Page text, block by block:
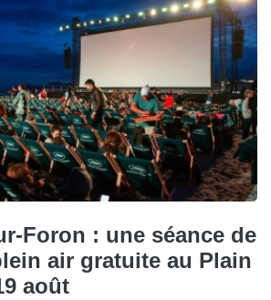
Foron : une séance de
air gratuite au Plain
août